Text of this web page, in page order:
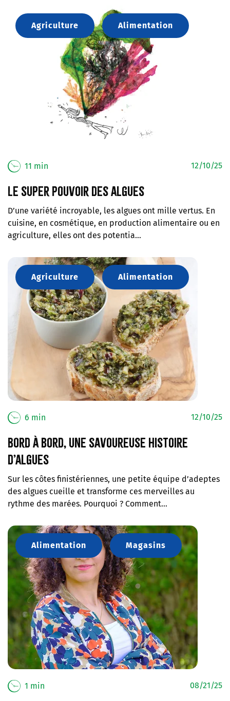
Agriculture Alimentation
11 min 12/10/25
Le super pouvoir des algues
D’une variété incroyable, les algues ont mille vertus. En
cuisine, en cosmétique, en production alimentaire ou en
agriculture, elles ont des potentia…
Agriculture Alimentation
6 min 12/10/25
Bord à bord, une savoureuse histoire
d’algues
Sur les côtes finistériennes, une petite équipe d’adeptes
des algues cueille et transforme ces merveilles au
rythme des marées. Pourquoi ? Comment…
Alimentation Magasins
1 min 08/21/25